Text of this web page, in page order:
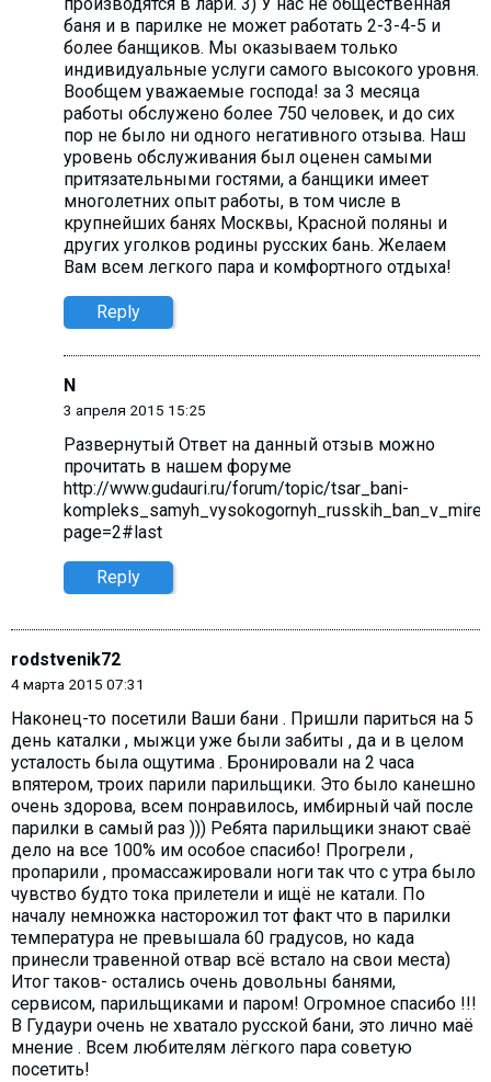
баня и в парилке не может работать 2-3-4-5 и
более банщиков. Мы оказываем только
индивидуальные услуги самого высокого уровня.
Вообщем уважаемые господа! за 3 месяца
работы обслужено более 750 человек, и до сих
пор не было ни одного негативного отзыва. Наш
уровень обслуживания был оценен самыми
притязательными гостями, а банщики имеет
многолетних опыт работы, в том числе в
крупнейших банях Москвы, Красной поляны и
других уголков родины русских бань. Желаем
Вам всем легкого пара и комфортного отдыха!
Reply
N
3 апреля 2015 15:25
Развернутый Ответ на данный отзыв можно
прочитать в нашем форуме
http://www.gudauri.ru/forum/topic/tsar_bani-
page=2#last
Reply
rodstvenik72
4 марта 2015 07:31
Наконец-то посетили Ваши бани . Пришли париться на 5
день каталки , мыжци уже были забиты , да и в целом
усталость была ощутима . Бронировали на 2 часа
впятером, троих парили парильщики. Это было канешно
очень здорова, всем понравилось, имбирный чай после
парилки в самый раз ))) Ребята парильщики знают сваё
дело на все 100% им особое спасибо! Прогрели ,
пропарили , промассажировали ноги так что с утра было
чувство будто тока прилетели и ищё не катали. По
началу немножка насторожил тот факт что в парилки
температура не превышала 60 градусов, но када
принесли травенной отвар всё встало на свои места)
Итог таков- остались очень довольны банями,
сервисом, парильщиками и паром! Огромное спасибо !!!
В Гудаури очень не хватало русской бани, это лично маё
мнение . Всем любителям лёгкого пара советую
посетить!